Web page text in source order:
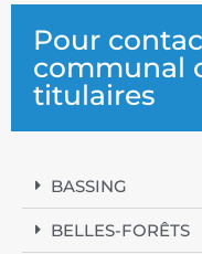
Pour
communal
titulaires
BASSING
BELLES-FORÊTS